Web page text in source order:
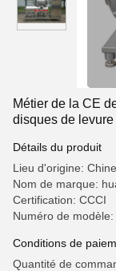
Métier de la CE
disques de
Détails du produit
Lieu d'origine: Chine
Nom de marque:
Certification: CCCI
Numéro de modèle:
Conditions de
Quantité de